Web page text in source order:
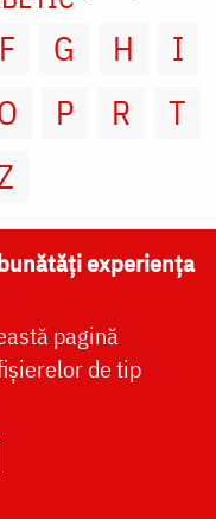
F G H
I
P R
T
mai iunie
noiembrie
experiența
pagină
de tip